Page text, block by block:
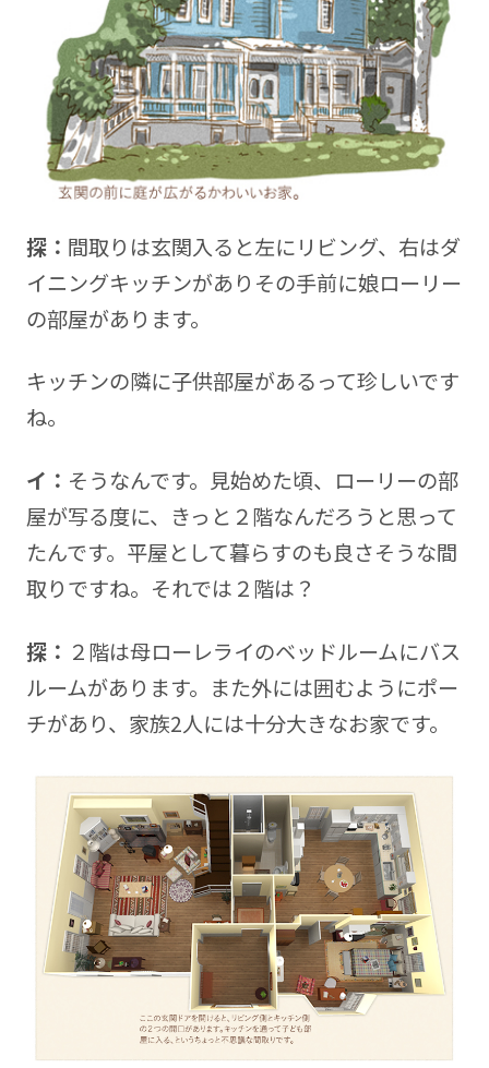
探： 間取りは玄関入ると左にリビング、右はダ
イニングキッチンがありその手前に娘ローリー
の部屋があります。
キッチンの隣に子供部屋があるって珍しいです
ね。
イ： そうなんです。見始めた頃、ローリーの部
屋が写る度に、きっと２階なんだろうと思って
たんです。平屋として暮らすのも良さそうな間
取りですね。それでは２階は？
探： ２階は母ローレライのベッドルームにバス
ルームがあります。また外には囲むようにポー
チがあり、家族2人には十分大きなお家です。